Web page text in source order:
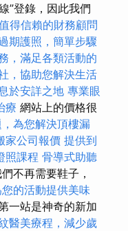
”登錄，因此我們
得信賴的財務顧問
期護照，簡單步驟
，滿足各類活動的
，協助您解決生活
於安詳之地 專業眼
療 網站上的價格很
為您解決頂樓漏
家公司報價 提供到
照課程 骨導式助聽
不再需要鞋子，
的活動提供美味
一站是神奇的新加
醫美療程，減少歲